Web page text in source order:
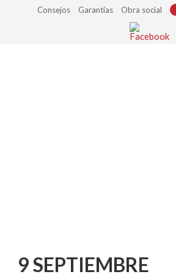
Consejos Garantías Obra social
9 SEPTIEMBRE